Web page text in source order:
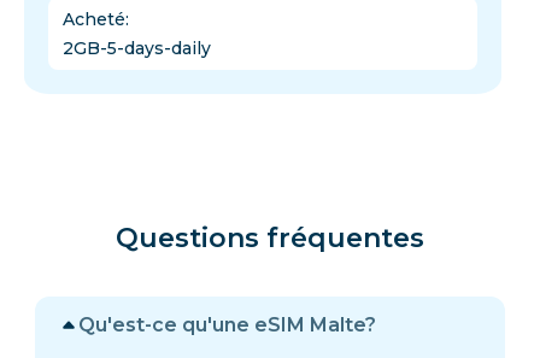
Acheté:
2GB-5-days-daily
Questions fréquentes
Qu'est-ce qu'une eSIM Malte?